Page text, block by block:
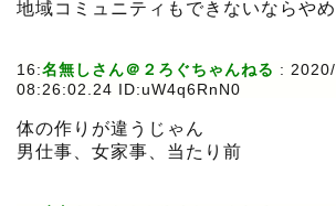
地域コミュニティもできないならや
16:名無しさん＠２ろぐちゃんねる :
08:26:02.24 ID:uW4q6RnN0
体の作りが違うじゃん
男仕事、女家事、当たり前